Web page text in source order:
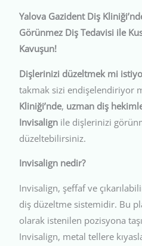
Yalova Gazident Diş
Görünmez Diş Tedavisi ile
Kavuşun!
Dişlerinizi düzeltmek mi
takmak sizi endişelendiriyor
Kliniği’nde, uzman diş
Invisalign ile dişlerinizi
düzeltebilirsiniz.
Invisalign nedir?
Invisalign, şeffaf ve
diş düzeltme sistemidir. Bu
olarak istenilen pozisyona
Invisalign, metal tellere